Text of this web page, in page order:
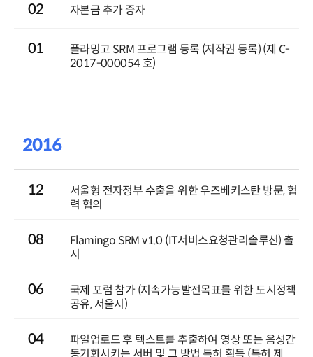
02 자본금 추가 증자
01
플라밍고 SRM 프로그램 등록 (저작권 등록) (제 C-
2017-000054 호)
2016
12
서울형 전자정부 수출을 위한 우즈베키스탄 방문, 협
력 협의
08
Flamingo SRM v1.0 (IT서비스요청관리솔루션) 출
시
06
국제 포럼 참가 (지속가능발전목표를 위한 도시정책
공유, 서울시)
04
파일업로드 후 텍스트를 추출하여 영상 또는 음성간
동기화시키는 서버 및 그 방법 특허 획득 (특허 제